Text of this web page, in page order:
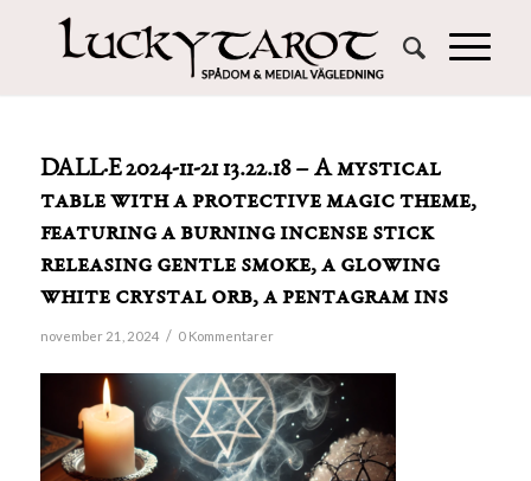
DALL·E 2024-11-21 13.22.18 – A mystical
table with a protective magic theme,
featuring a burning incense stick
releasing gentle smoke, a glowing
white crystal orb, a pentagram ins
november 21, 2024 / 0 Kommentarer